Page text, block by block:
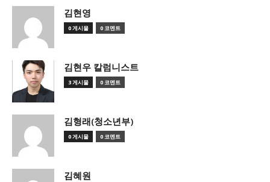
김현영
0 게시물 0 코멘트
김현우 칼럼니스트
3 게시물 0 코멘트
김형래(청소년부)
0 게시물 0 코멘트
김혜원